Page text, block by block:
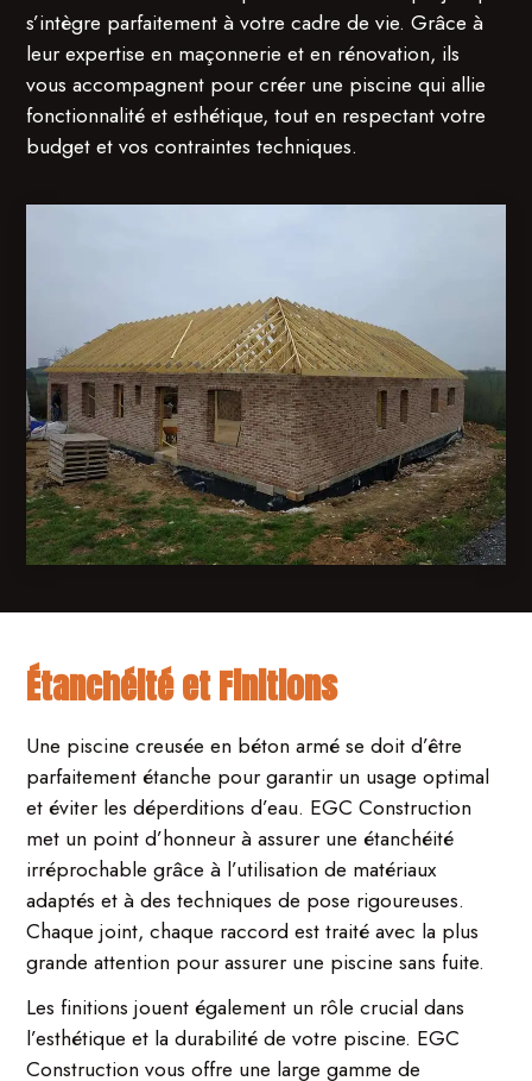
s’intègre parfaitement à votre cadre de vie. Grâce à
leur expertise en maçonnerie et en rénovation, ils
vous accompagnent pour créer une piscine qui allie
fonctionnalité et esthétique, tout en respectant votre
budget et vos contraintes techniques.
Étanchéité et Finitions
Une piscine creusée en béton armé se doit d’être
parfaitement étanche pour garantir un usage optimal
et éviter les déperditions d’eau. EGC Construction
met un point d’honneur à assurer une étanchéité
irréprochable grâce à l’utilisation de matériaux
adaptés et à des techniques de pose rigoureuses.
Chaque joint, chaque raccord est traité avec la plus
grande attention pour assurer une piscine sans fuite.
Les finitions jouent également un rôle crucial dans
l’esthétique et la durabilité de votre piscine. EGC
Construction vous offre une large gamme de